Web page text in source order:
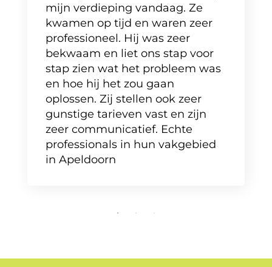
mijn verdieping vandaag. Ze
kwamen op tijd en waren zeer
professioneel. Hij was zeer
bekwaam en liet ons stap voor
stap zien wat het probleem was
en hoe hij het zou gaan
oplossen. Zij stellen ook zeer
gunstige tarieven vast en zijn
zeer communicatief. Echte
professionals in hun vakgebied
in Apeldoorn